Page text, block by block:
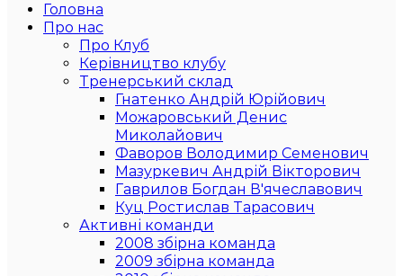
Головна
Про нас
Про Клуб
Керівництво клубу
Тренерський склад
Гнатенко Андрій Юрійович
Можаровський Денис
Миколайович
Фаворов Володимир Семенович
Мазуркевич Андрій Вікторович
Гаврилов Богдан В'ячеславович
Куц Ростислав Тарасович
Активні команди
2008 збірна команда
2009 збірна команда